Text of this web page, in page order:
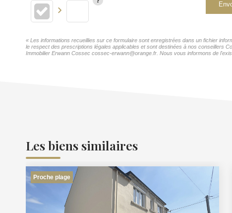
« Les informations recueillies sur ce formulaire sont enregistrées dans un fichier
le respect des prescriptions légales applicables et sont destinées à nos conseillers
Immobilier Erwann Cossec cossec-erwann@orange.fr. Nous vous informons de
Les biens similaires
Proche plage